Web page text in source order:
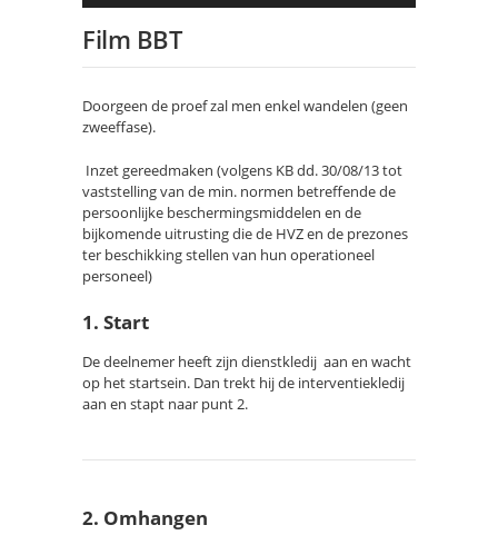
Film BBT
Doorgeen de proef zal men enkel wandelen (­geen
zweeffase).
Inzet gereedmaken (volgens KB dd. 30/08/13 tot
vaststelling van de min. normen betreffende de
persoonlijke beschermingsmiddelen en de
bijkomende uitrusting die de HVZ en de prezones
ter beschikking stellen van hun operationeel
personeel)
1. Start
De deelnemer heeft zijn dienstkledij aan en wacht
op het startsein. Dan trekt hij de interventiekledij
aan en stapt naar punt 2.
2. Omhangen